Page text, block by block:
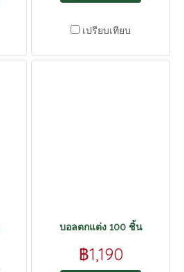
เปรียบเทียบ
บอลตกแต่ง 100 ชิ้น
฿1,190